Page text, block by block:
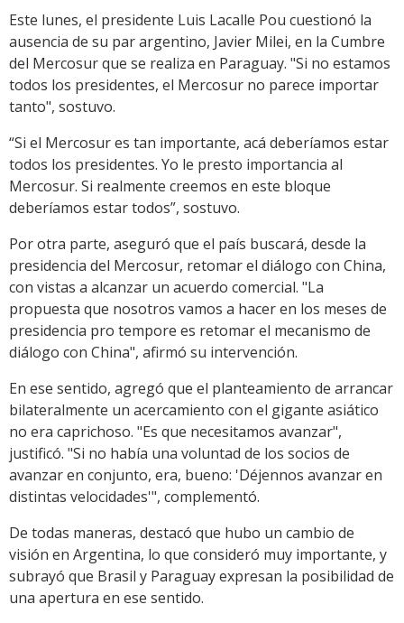
Link
Este lunes, el presidente Luis Lacalle Pou cuestionó la
ausencia de su par argentino, Javier Milei, en la Cumbre
del Mercosur que se realiza en Paraguay. "Si no estamos
todos los presidentes, el Mercosur no parece importar
tanto", sostuvo.
“Si el Mercosur es tan importante, acá deberíamos estar
todos los presidentes. Yo le presto importancia al
Mercosur. Si realmente creemos en este bloque
deberíamos estar todos”, sostuvo.
Por otra parte, aseguró que el país buscará, desde la
presidencia del Mercosur, retomar el diálogo con China,
con vistas a alcanzar un acuerdo comercial. "La
propuesta que nosotros vamos a hacer en los meses de
presidencia pro tempore es retomar el mecanismo de
diálogo con China", afirmó su intervención.
En ese sentido, agregó que el planteamiento de arrancar
bilateralmente un acercamiento con el gigante asiático
no era caprichoso. "Es que necesitamos avanzar",
justificó. "Si no había una voluntad de los socios de
avanzar en conjunto, era, bueno: 'Déjennos avanzar en
distintas velocidades'", complementó.
De todas maneras, destacó que hubo un cambio de
visión en Argentina, lo que consideró muy importante, y
subrayó que Brasil y Paraguay expresan la posibilidad de
una apertura en ese sentido.